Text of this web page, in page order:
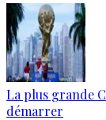
La plus grande
démarrer